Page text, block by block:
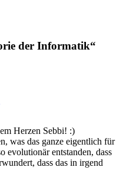
der Informatik“
Herzen Sebbi! :)
was das ganze eigentlich für
evolutionär entstanden, dass
dass das in irgend